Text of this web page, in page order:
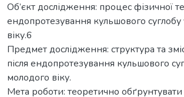
Об’єкт дослідження: процес фізичної
ендопротезування кульшового суглобу
віку.6
Предмет дослідження: структура та
після ендопротезування кульшового
молодого віку.
Мета роботи: теоретично